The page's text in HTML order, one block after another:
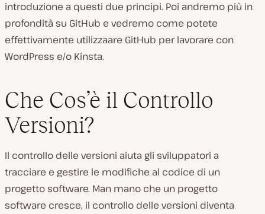
introduzione a questi due principi. Poi andremo più in
profondità su GitHub e vedremo come potete
effettivamente utilizzaare GitHub per lavorare con
WordPress e/o Kinsta.
Che Cos’è il Controllo
Versioni?
Il controllo delle versioni aiuta gli sviluppatori a
tracciare e gestire le modifiche al codice di un
progetto software. Man mano che un progetto
software cresce, il controllo delle versioni diventa